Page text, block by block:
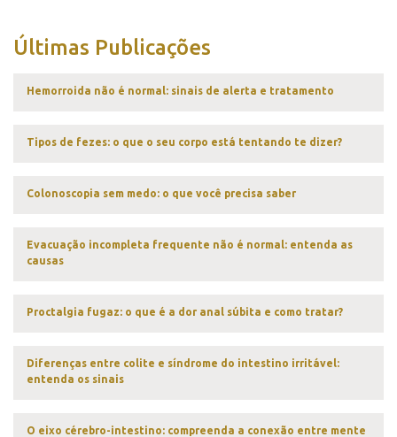
Últimas Publicações
Hemorroida não é normal: sinais de alerta e tratamento
Tipos de fezes: o que o seu corpo está tentando te dizer?
Colonoscopia sem medo: o que você precisa saber
Evacuação incompleta frequente não é normal: entenda as
causas
Proctalgia fugaz: o que é a dor anal súbita e como tratar?
Diferenças entre colite e síndrome do intestino irritável:
entenda os sinais
O eixo cérebro-intestino: compreenda a conexão entre mente